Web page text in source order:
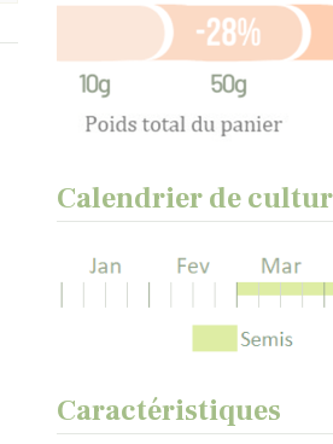
Calendrier de
Caractéristiques